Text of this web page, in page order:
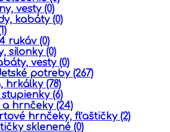
vesty (0)
kabáty (0)
rukáv (0)
silonky (0)
vesty (0)
potreby (267)
hrkálky (78)
(6)
a hrnčeky (24)
hrnčeky, fľaštičky (2)
sklenené (0)